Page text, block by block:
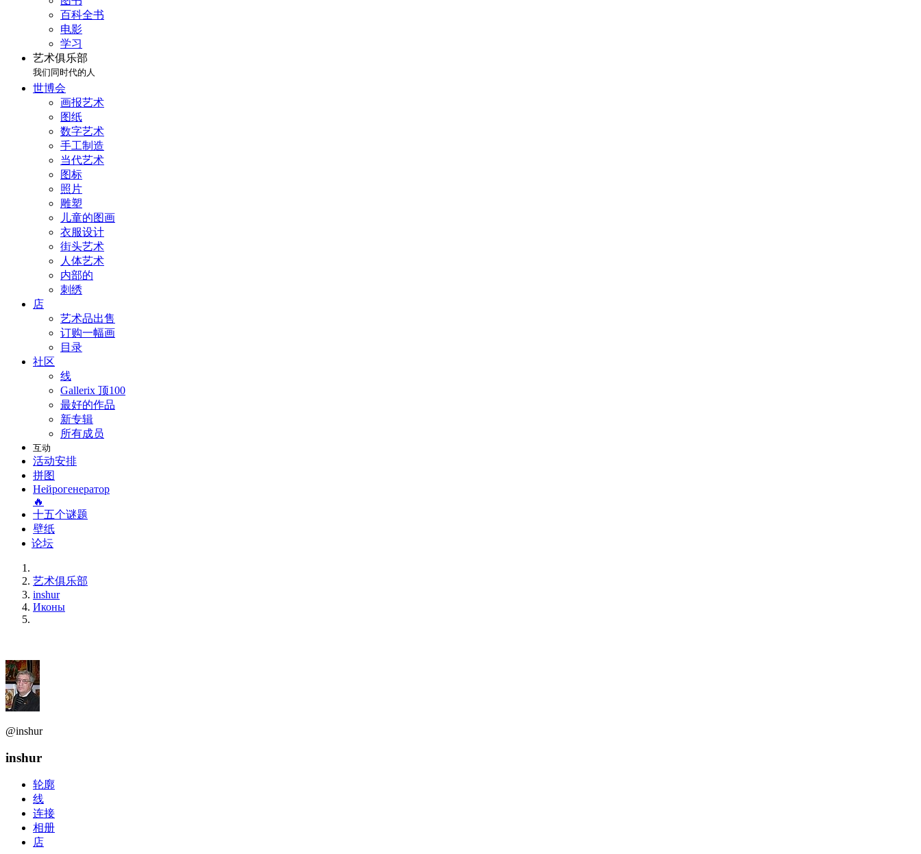
百科全书
电影
学习
艺术俱乐部
我们同时代的人
世博会
画报艺术
图纸
数字艺术
手工制造
当代艺术
图标
照片
雕塑
儿童的图画
衣服设计
街头艺术
人体艺术
内部的
刺绣
店
艺术品出售
订购一幅画
目录
社区
线
Gallerix 顶100
最好的作品
新专辑
所有成员
互动
活动安排
拼图
Нейрогенератор
🔥
十五个谜题
壁纸
论坛
艺术俱乐部
inshur
Иконы
@inshur
inshur
轮廓
线
连接
相册
店